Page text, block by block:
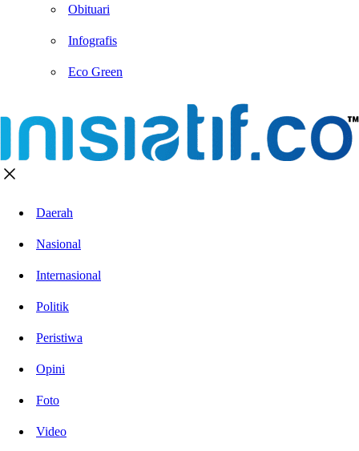
Obituari
Infografis
Eco Green
Daerah
Nasional
Internasional
Politik
Peristiwa
Opini
Foto
Video